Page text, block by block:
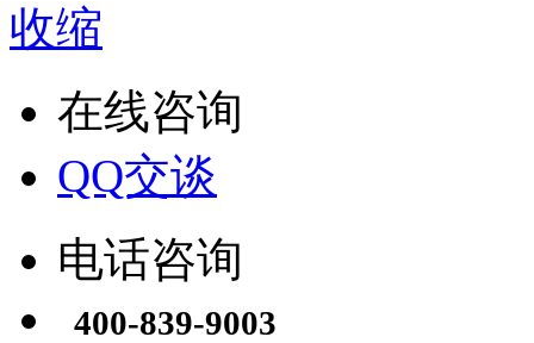
收缩
在线咨询
QQ交谈
电话咨询
400-839-9003